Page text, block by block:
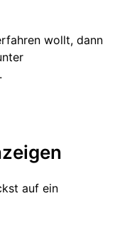
wollt, dann
auf ein